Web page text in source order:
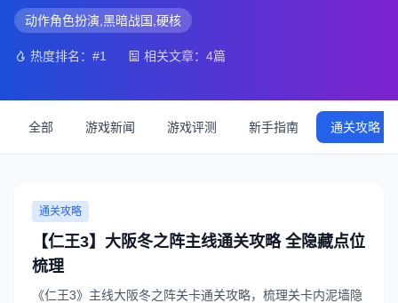
动作角色扮演,黑暗战国,硬核
热度排名：#1 相关文章：4篇
全部 游戏新闻 游戏评测 新手指南 通关攻略
通关攻略
【仁王3】大阪冬之阵主线通关攻略 全隐藏点位
梳理
《仁王3》主线大阪冬之阵关卡通关攻略，梳理关卡内泥墙隐